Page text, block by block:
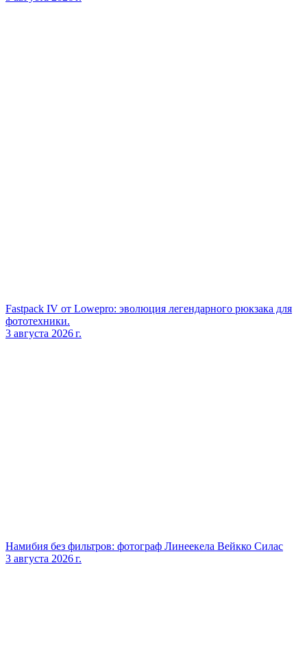
Fastpack IV от Lowepro: эволюция легендарного рюкзака для
фототехники.
3 августа 2026 г.
Намибия без фильтров: фотограф Линеекела Вейкко Силас
3 августа 2026 г.